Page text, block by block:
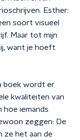
Esther:
soort visueel
Maar tot mijn
want je hoeft
boek wordt er
kwaliteiten van
hoe iemands
zeggen: De
ze het aan de